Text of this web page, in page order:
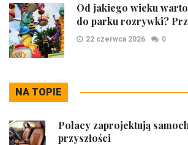
Od jakiego wieku
do parku rozrywki?
22 czerwca 2026 0
NA TOPIE
Polacy zaprojektują
przyszłości